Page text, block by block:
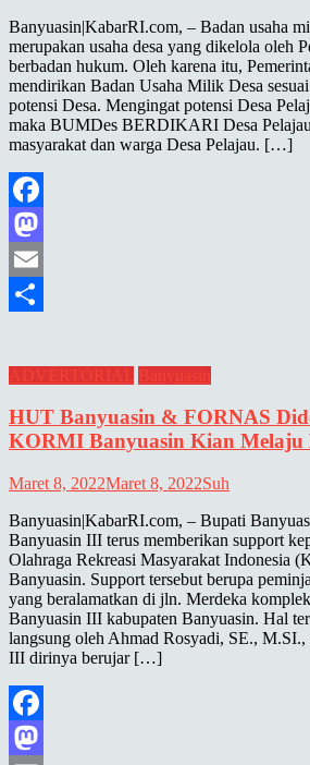
Banyuasin|KabarRI.com, – Badan usaha
merupakan usaha desa yang dikelola oleh
berbadan hukum. Oleh karena itu,
mendirikan Badan Usaha Milik Desa
potensi Desa. Mengingat potensi Desa
maka BUMDes BERDIKARI Desa
masyarakat dan warga Desa Pelajau. […]
Facebook
Mastodon
Email
ADVERTORIAL Banyuasin
HUT Banyuasin & FORNAS
KORMI Banyuasin Kian Melaju
Maret 8, 2022Maret 8, 2022Suh
Banyuasin|KabarRI.com, – Bupati
Banyuasin III terus memberikan support
Olahraga Rekreasi Masyarakat Indonesia
Banyuasin. Support tersebut berupa
yang beralamatkan di jln. Merdeka
Banyuasin III kabupaten Banyuasin. Hal
langsung oleh Ahmad Rosyadi, SE., M.SI.,
III dirinya berujar […]
Facebook